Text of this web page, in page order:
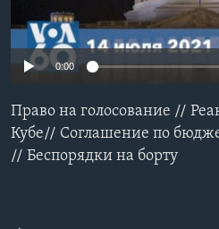
Learning English
Языки
0:00
Право на голосование //
Кубе// Cоглашение по
// Беспорядки на борту